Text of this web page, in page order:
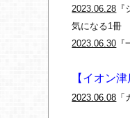
2023.06.28
気になる1冊
2023.06.30
【イオン
2023.06.08